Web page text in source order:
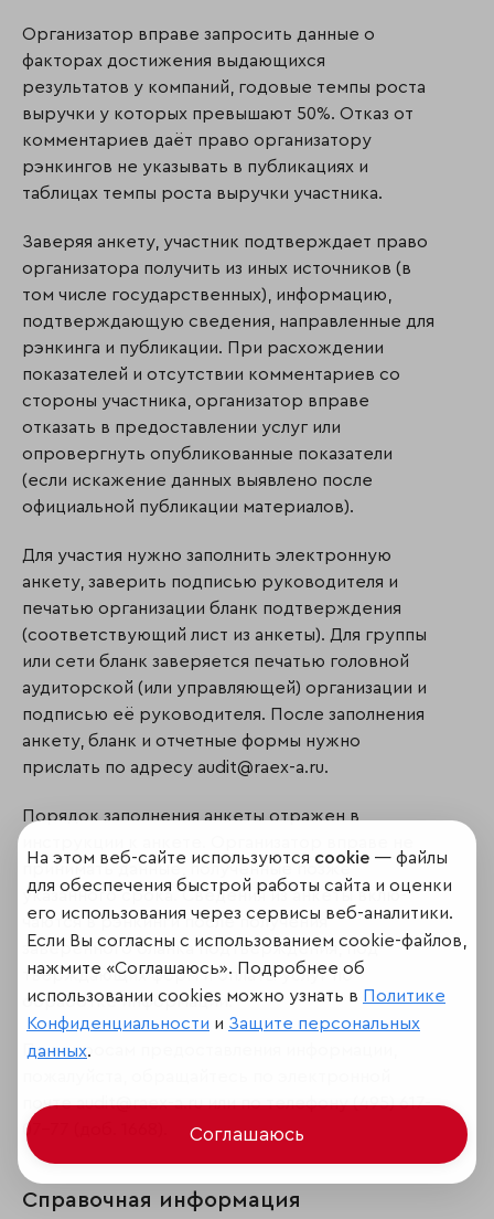
Организатор вправе запросить данные о
факторах достижения выдающихся
результатов у компаний, годовые темпы роста
выручки у которых превышают 50%. Отказ от
комментариев даёт право организатору
рэнкингов не указывать в публикациях и
таблицах темпы роста выручки участника.
Заверяя анкету, участник подтверждает право
организатора получить из иных источников (в
том числе государственных), информацию,
подтверждающую сведения, направ­ленные для
рэнкинга и публикации. При расхождении
показателей и отсутствии ком­ментариев со
стороны участника, организатор вправе
отказать в предоставлении услуг или
опровергнуть опубликованные показатели
(если искажение данных выявлено после
официальной публикации материалов).
Для участия нужно заполнить электронную
анкету, заверить подписью руководителя и
печатью организации бланк подтверждения
(соответствующий лист из анкеты). Для группы
или сети бланк заверяется печатью головной
аудиторской (или управляющей) организации и
подписью её руководителя. После заполнения
анкету, бланк и отчетные формы нужно
прислать по адресу audit@raex-a.ru.
Порядок заполнения анкеты отражен в
принимать данные, полученные позже
указанного срока. Сведения из анкеты вклю­
чаются в рэнкинги после получения
заверенного бланка подтверждения, под­
тверждающих форм и оплаты услуг по
обработке информации.
По вопросам предоставления информации,
почте audit@raex-a.ru или по телефону (495) 617-
07-77 (доб. 1668).
Справочная информация
На этом веб-сайте используются cookie — файлы
для обеспечения быстрой работы сайта и оценки
его использования через сервисы веб-аналитики.
Если Вы согласны с использованием cookie-файлов,
нажмите «Соглашаюсь». Подробнее об
использовании cookies можно узнать в Политике
Конфиденциальности и Защите персональных
данных.
Соглашаюсь